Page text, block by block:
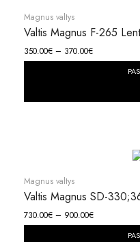
Magnus valtys
Valtis Magnus F-265
350.00€ – 370.00€
Magnus valtys
Valtis Magnus SD-
730.00€ – 900.00€